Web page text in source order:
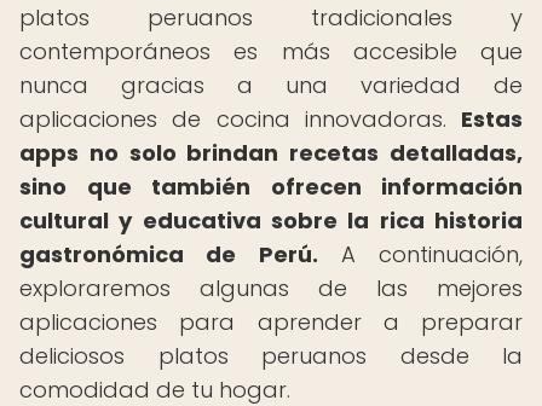
platos peruanos tradicionales y
contemporáneos es más accesible que
nunca gracias a una variedad de
aplicaciones de cocina innovadoras. Estas
apps no solo brindan recetas detalladas,
sino que también ofrecen información
cultural y educativa sobre la rica historia
gastronómica de Perú. A continuación,
exploraremos algunas de las mejores
aplicaciones para aprender a preparar
deliciosos platos peruanos desde la
comodidad de tu hogar.